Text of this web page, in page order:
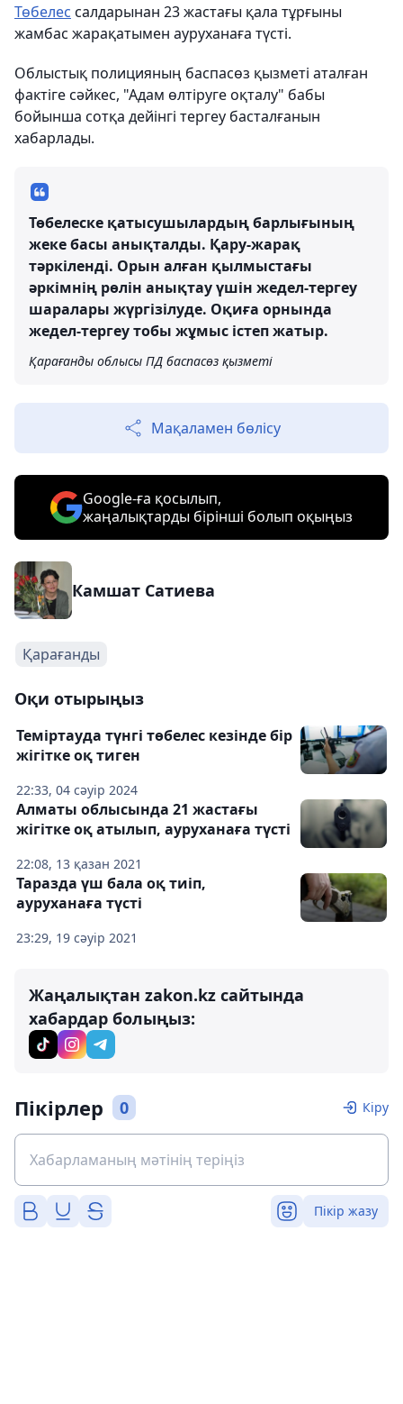
Төбелес салдарынан 23 жастағы қала тұрғыны
жамбас жарақатымен ауруханаға түсті.
Облыстық полицияның баспасөз қызметі аталған
фактіге сәйкес, "Адам өлтіруге оқталу" бабы
бойынша сотқа дейінгі тергеу басталғанын
хабарлады.
Төбелеске қатысушылардың барлығының
жеке басы анықталды. Қару-жарақ
тәркіленді. Орын алған қылмыстағы
әркімнің рөлін анықтау үшін жедел-тергеу
шаралары жүргізілуде. Оқиға орнында
жедел-тергеу тобы жұмыс істеп жатыр.
Қарағанды облысы ПД баспасөз қызметі
Мақаламен бөлісу
Google-ға қосылып,
жаңалықтарды бірінші болып оқыңыз
Камшат Сатиева
Қарағанды
Оқи отырыңыз
22:33, 04 сәуір 2024
Теміртауда түнгі төбелес кезінде бір
жігітке оқ тиген
22:08, 13 қазан 2021
Алматы облысында 21 жастағы
жігітке оқ атылып, ауруханаға түсті
23:29, 19 сәуір 2021
Таразда үш бала оқ тиіп,
ауруханаға түсті
Жаңалықтан zakon.kz сайтында
хабардар болыңыз:
Пікірлер 0 Кіру
Пікір жазу